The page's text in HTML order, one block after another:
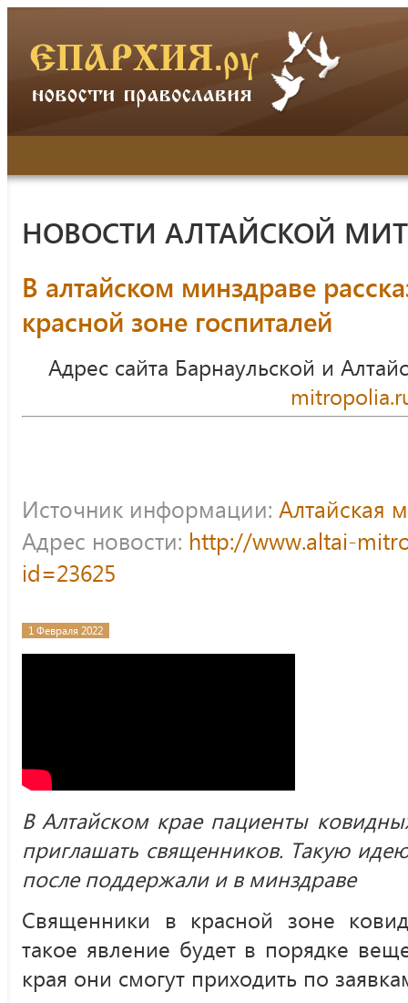
НОВОСТИ АЛТАЙСКОЙ
В алтайском минздраве
красной зоне госпиталей
Адрес сайта Барнаульской и
Источник информации: Алтайская
Адрес новости: http://www.altai-
id=23625
1 Февраля 2022
В Алтайском крае пациенты
приглашать священников. Такую
после поддержали и в минздраве
Священники в красной зоне
такое явление будет в порядке
края они смогут приходить по